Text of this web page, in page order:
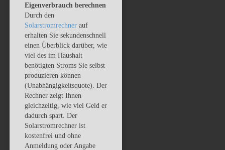
Eigenverbrauch berechnen
Durch den
Solarstromrechner auf
erhalten Sie sekundenschnell
einen Überblick darüber, wie
viel des im Haushalt
benötigten Stroms Sie selbst
produzieren können
(Unabhängigkeitsquote). Der
Rechner zeigt Ihnen
gleichzeitig, wie viel Geld er
dadurch spart. Der
Solarstromrechner ist
kostenfrei und ohne
Anmeldung oder Angabe